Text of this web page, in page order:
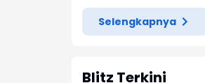
Selengkapnya
Blitz Terkini